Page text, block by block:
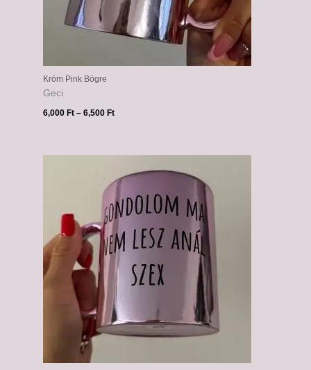
Króm Pink Bögre
Geci
6,000 Ft – 6,500 Ft
6,500 Ft